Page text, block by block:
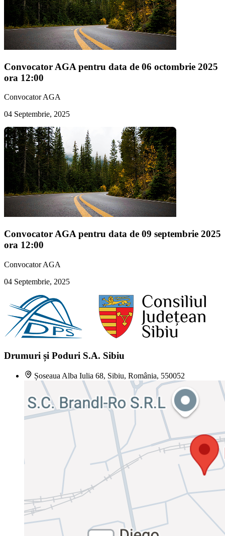
Convocator AGA pentru data de 06 octombrie 2025
ora 12:00
Convocator AGA
04 Septembrie, 2025
Convocator AGA pentru data de 09 septembrie 2025
ora 12:00
Convocator AGA
04 Septembrie, 2025
Drumuri și Poduri S.A. Sibiu
Șoseaua Alba Iulia 68, Sibiu, România, 550052